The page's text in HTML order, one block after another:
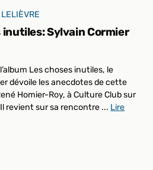
inutiles: Sylvain Cormier
Les choses inutiles, le
dévoile les anecdotes de cette
Homier-Roy, à Culture Club sur
revient sur sa rencontre ... Lire